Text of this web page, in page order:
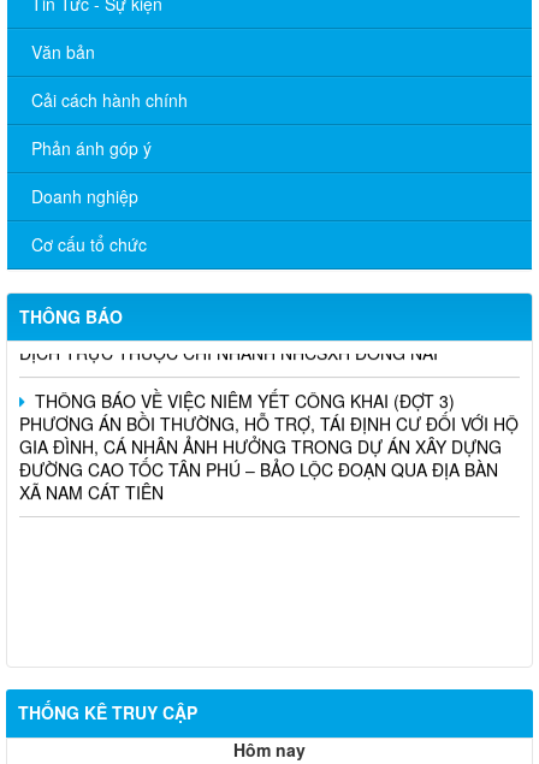
Văn bản
Cải cách hành chính
Phản ánh góp ý
Doanh nghiệp
Cơ cấu tổ chức
THÔNG BÁO
THÔNG BÁO TRIỂN KHAI KHÁM SỨC KHỎE ĐỊNH KỲ CHO
NGƯỜI LAO ĐỘNG NĂM 2026
Chương trình hỗ trợ cửa hàng, hộ kinh doanh chuyển đổi số
THÔNG BÁO TUYỂN DỤNG THỦ QUỸ TẠI CÁC PHÒNG GIAO
DỊCH TRỰC THUỘC CHI NHÁNH NHCSXH ĐỒNG NAI
THÔNG BÁO VỀ VIỆC NIÊM YẾT CÔNG KHAI (ĐỢT 3)
PHƯƠNG ÁN BỒI THƯỜNG, HỖ TRỢ, TÁI ĐỊNH CƯ ĐỐI VỚI HỘ
GIA ĐÌNH, CÁ NHÂN ẢNH HƯỞNG TRONG DỰ ÁN XÂY DỰNG
ĐƯỜNG CAO TỐC TÂN PHÚ – BẢO LỘC ĐOẠN QUA ĐỊA BÀN
XÃ NAM CÁT TIÊN
THỐNG KÊ TRUY CẬP
Hôm nay